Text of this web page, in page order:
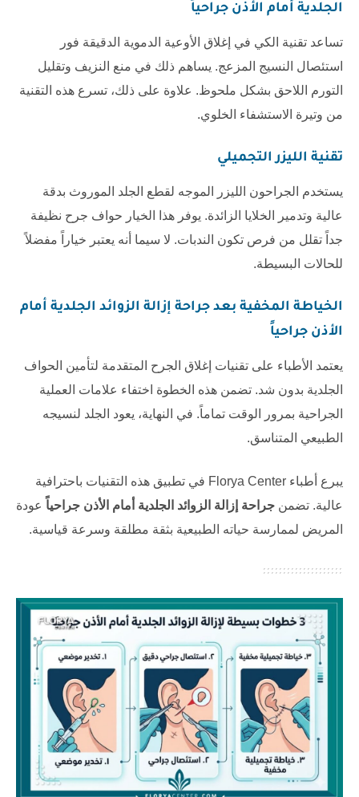
الجلدية أمام الأذن جراحياً
تساعد تقنية الكي في إغلاق الأوعية الدموية الدقيقة فور
استئصال النسيج المزعج. يساهم ذلك في منع النزيف وتقليل
التورم اللاحق بشكل ملحوظ. علاوة على ذلك، تسرع هذه التقنية
من وتيرة الاستشفاء الخلوي.
تقنية الليزر التجميلي
يستخدم الجراحون الليزر الموجه لقطع الجلد الموروث بدقة
عالية وتدمير الخلايا الزائدة. يوفر هذا الخيار حواف جرح نظيفة
جداً تقلل من فرص تكون الندبات. لا سيما أنه يعتبر خياراً مفضلاً
للحالات البسيطة.
الخياطة المخفية بعد جراحة إزالة الزوائد الجلدية أمام
الأذن جراحياً
يعتمد الأطباء على تقنيات إغلاق الجرح المتقدمة لتأمين الحواف
الجلدية بدون شد. تضمن هذه الخطوة اختفاء علامات العملية
الجراحية بمرور الوقت تماماً. في النهاية، يعود الجلد لنسيجه
الطبيعي المتناسق.
يبرع أطباء Florya Center في تطبيق هذه التقنيات باحترافية
عالية. تضمن جراحة إزالة الزوائد الجلدية أمام الأذن جراحياً عودة
المريض لممارسة حياته الطبيعية بثقة مطلقة وسرعة قياسية.